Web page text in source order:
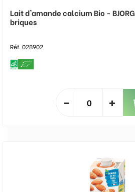
Lait d'amande calcium Bio -
briques
Réf. 028902